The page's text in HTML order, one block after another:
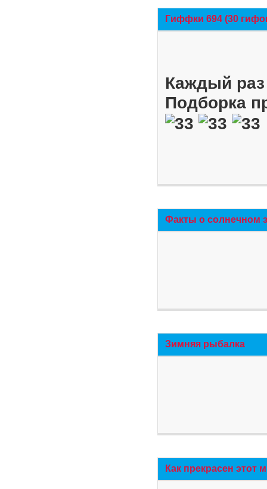
Гиффки 694 (30
Каждый
Подборка
Факты о солнечном
Зимняя рыбалка
Как прекрасен этот